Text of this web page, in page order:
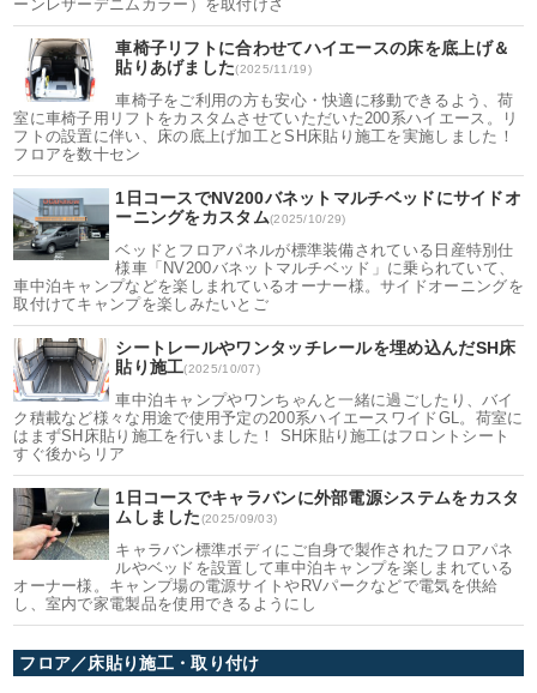
ーンレザーデニムカラー）を取付けさ
車椅子リフトに合わせてハイエースの床を底上げ＆
貼りあげました(2025/11/19)
車椅子をご利用の方も安心・快適に移動できるよう、荷
室に車椅子用リフトをカスタムさせていただいた200系ハイエース。リ
フトの設置に伴い、床の底上げ加工とSH床貼り施工を実施しました！
フロアを数十セン
1日コースでNV200バネットマルチベッドにサイドオ
ーニングをカスタム(2025/10/29)
ベッドとフロアパネルが標準装備されている日産特別仕
様車「NV200バネットマルチベッド」に乗られていて、
車中泊キャンプなどを楽しまれているオーナー様。サイドオーニングを
取付けてキャンプを楽しみたいとご
シートレールやワンタッチレールを埋め込んだSH床
貼り施工(2025/10/07)
車中泊キャンプやワンちゃんと一緒に過ごしたり、バイ
ク積載など様々な用途で使用予定の200系ハイエースワイドGL。荷室に
はまずSH床貼り施工を行いました！ SH床貼り施工はフロントシート
すぐ後からリア
1日コースでキャラバンに外部電源システムをカスタ
ムしました(2025/09/03)
キャラバン標準ボディにご自身で製作されたフロアパネ
ルやベッドを設置して車中泊キャンプを楽しまれている
オーナー様。キャンプ場の電源サイトやRVパークなどで電気を供給
し、室内で家電製品を使用できるようにし
フロア／床貼り施工・取り付け